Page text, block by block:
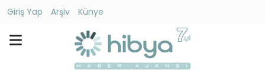
Giriş Yap Arşiv
Künye